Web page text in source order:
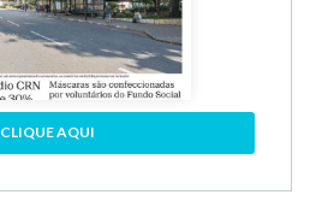
CLIQUE AQUI